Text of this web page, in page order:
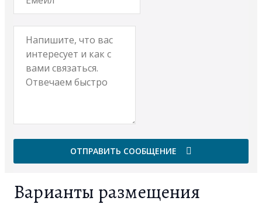
ОТПРАВИТЬ СООБЩЕНИЕ
Варианты размещения